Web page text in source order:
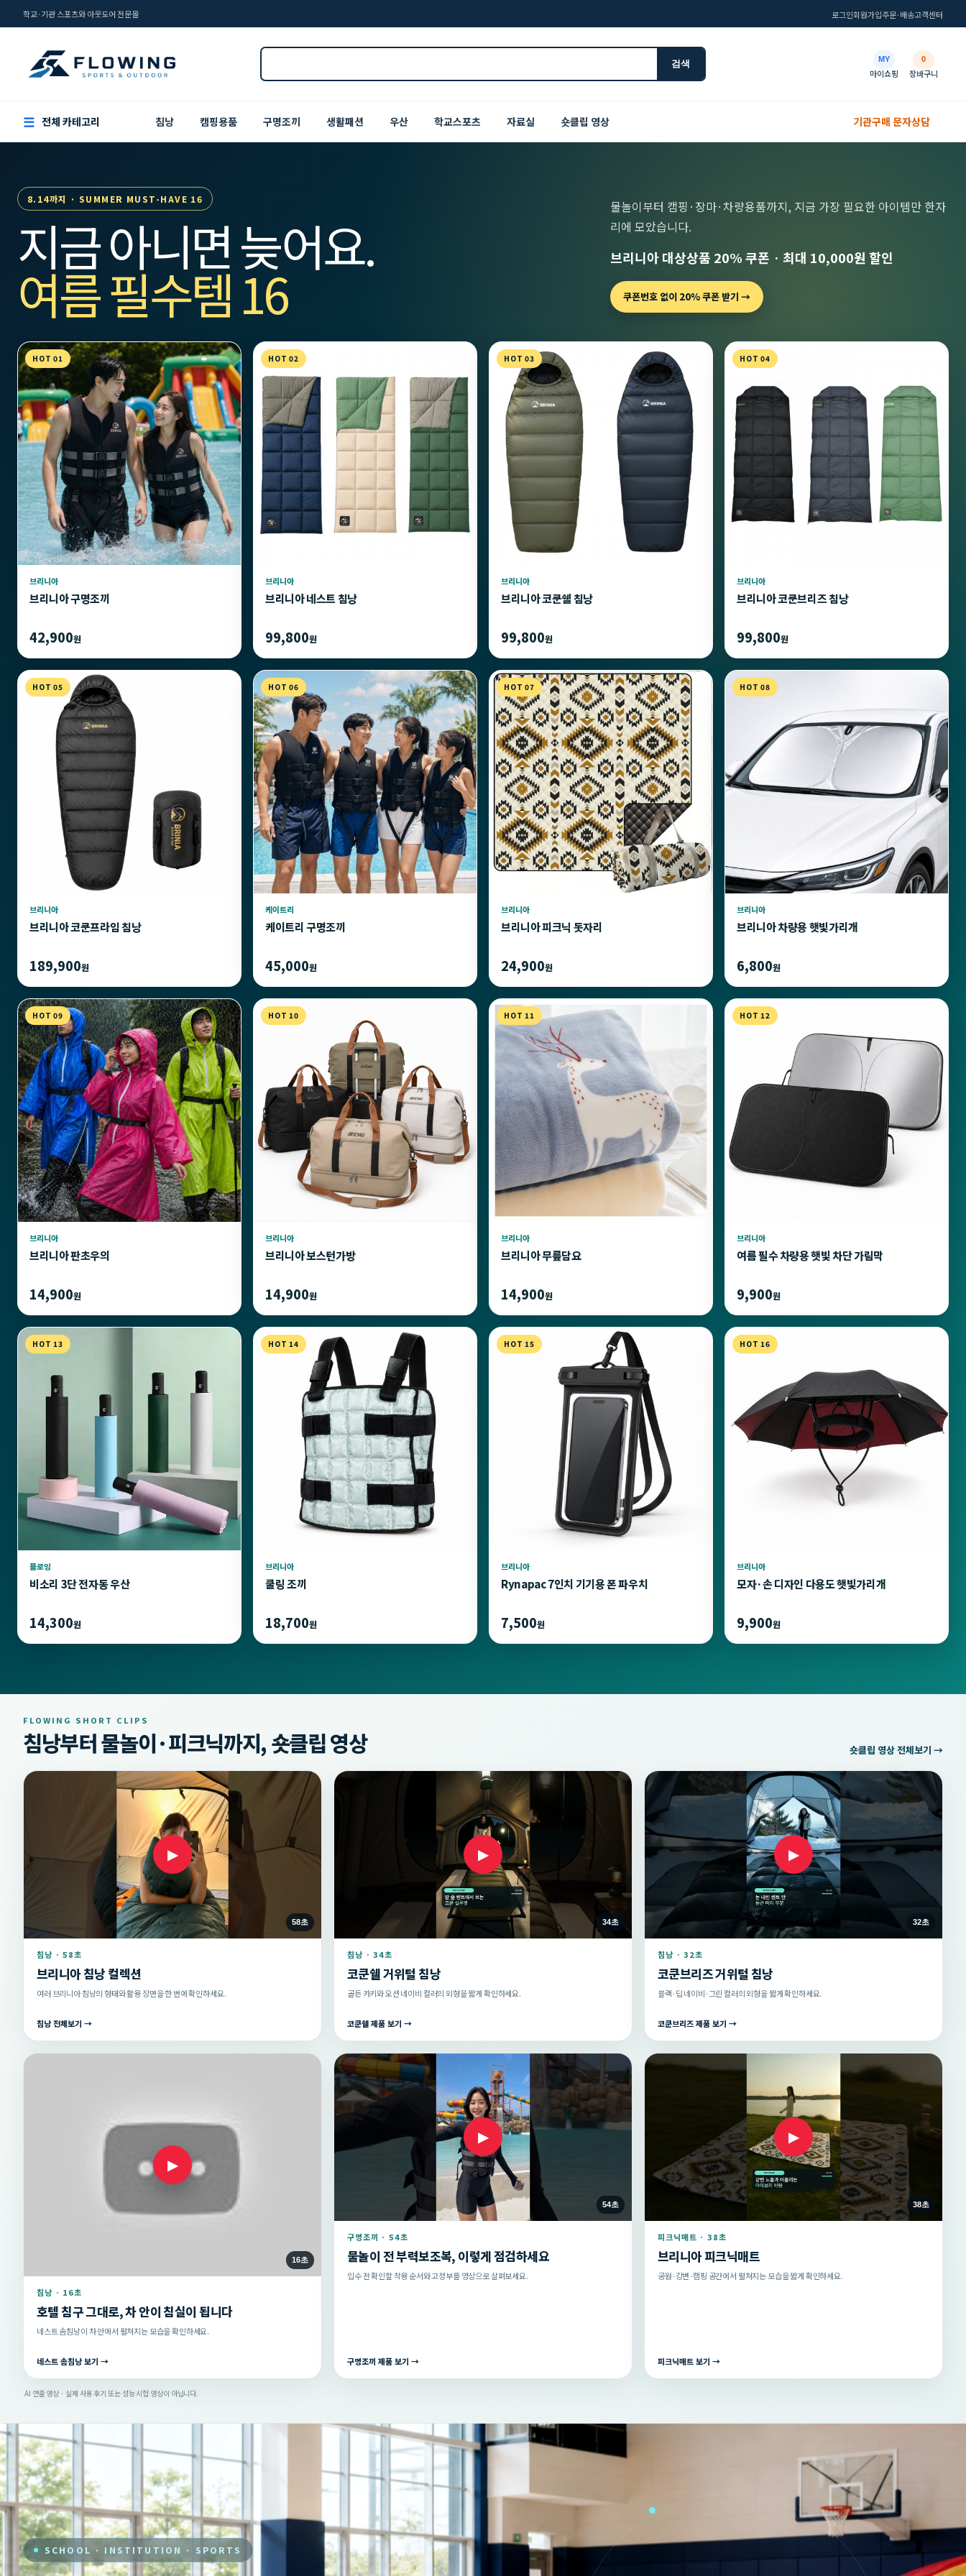
학교·기관 스포츠와 아웃도어 전문몰 로그인회원가입주문·배송고객센터
검색 MY
마이쇼핑
0
장바구니
☰ 전체 카테고리 침낭 캠핑용품 구명조끼 생활패션 우산 학교스포츠 자료실 숏클립 영상 기관구매 문자상담
8.14까지 · SUMMER MUST-HAVE 16
지금 아니면 늦어요.
여름 필수템 16
물놀이부터 캠핑·장마·차량용품까지, 지금 가장 필요한 아이템만 한자
리에 모았습니다.
브리니아 대상상품 20% 쿠폰 · 최대 10,000원 할인
쿠폰번호 없이 20% 쿠폰 받기 →
HOT 01
브리니아
브리니아 구명조끼
42,900원
HOT 02
브리니아
브리니아 네스트 침낭
99,800원
HOT 03
브리니아
브리니아 코쿤쉘 침낭
99,800원
HOT 04
브리니아
브리니아 코쿤브리즈 침낭
99,800원
HOT 05
브리니아
브리니아 코쿤프라임 침낭
189,900원
HOT 06
케이트리
케이트리 구명조끼
45,000원
HOT 07
브리니아
브리니아 피크닉 돗자리
24,900원
HOT 08
브리니아
브리니아 차량용 햇빛가리개
6,800원
HOT 09
브리니아
브리니아 판초우의
14,900원
HOT 10
브리니아
브리니아 보스턴가방
14,900원
HOT 11
브리니아
브리니아 무릎담요
14,900원
HOT 12
브리니아
여름 필수 차량용 햇빛 차단 가림막
9,900원
HOT 13
플로잉
비소리 3단 전자동 우산
14,300원
HOT 14
브리니아
쿨링 조끼
18,700원
HOT 15
브리니아
Rynapac 7인치 기기용 폰 파우치
7,500원
HOT 16
브리니아
모자·손 디자인 다용도 햇빛가리개
9,900원
FLOWING SHORT CLIPS
침낭부터 물놀이·피크닉까지, 숏클립 영상 숏클립 영상 전체보기 →
▶
58초
침낭 · 58초
브리니아 침낭 컬렉션
여러 브리니아 침낭의 형태와 활용 장면을 한 번에 확인하세요.
침낭 전체보기 →
▶
34초
침낭 · 34초
코쿤쉘 거위털 침낭
골든 카키와 오션 네이비 컬러의 외형을 짧게 확인하세요.
코쿤쉘 제품 보기 →
▶
32초
침낭 · 32초
코쿤브리즈 거위털 침낭
블랙·딥 네이비·그린 컬러의 외형을 짧게 확인하세요.
코쿤브리즈 제품 보기 →
▶
16초
침낭 · 16초
호텔 침구 그대로, 차 안이 침실이 됩니다
네스트 솜침낭이 차 안에서 펼쳐지는 모습을 확인하세요.
네스트 솜침낭 보기 →
▶
54초
구명조끼 · 54초
물놀이 전 부력보조복, 이렇게 점검하세요
입수 전 확인할 착용 순서와 고정부를 영상으로 살펴보세요.
구명조끼 제품 보기 →
▶
38초
피크닉매트 · 38초
브리니아 피크닉매트
공원·강변·캠핑 공간에서 펼쳐지는 모습을 짧게 확인하세요.
피크닉매트 보기 →
AI 연출 영상 · 실제 사용 후기 또는 성능 시험 영상이 아닙니다.
SCHOOL · INSTITUTION · SPORTS